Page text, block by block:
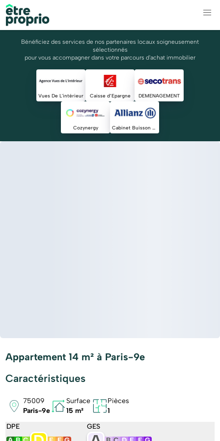
Bénéficiez des services de nos partenaires locaux soigneusement
sélectionnés
pour vous accompagner dans votre parcours d'achat immobilier
Vues De L'intérieur Caisse d’Epargne DEMENAGEMENT
Cozynergy Cabinet Buisson Talansier
Appartement 14 m² à Paris-9e
Caractéristiques
75009
Paris-9e
Surface
15 m²
Pièces
1
DPE
GES